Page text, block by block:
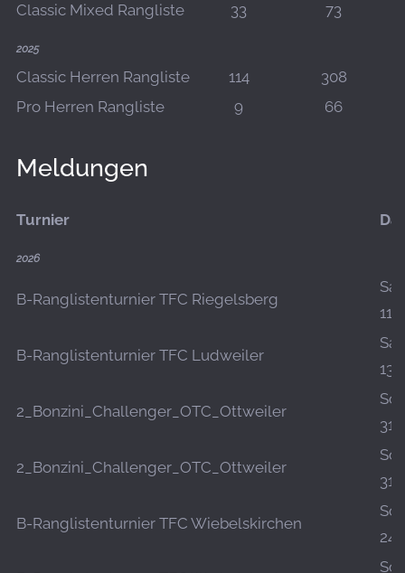
Classic Mixed Rangliste
33 73
2025
Classic Herren Rangliste 114
308
Pro Herren Rangliste
9 66
Meldungen
Turnier
2026
B-Ranglistenturnier TFC Riegelsberg
Sa.,
B-Ranglistenturnier TFC Ludweiler
Sa.,
2_Bonzini_Challenger_OTC_Ottweiler
So.,
2_Bonzini_Challenger_OTC_Ottweiler
So.,
B-Ranglistenturnier TFC Wiebelskirchen
So.,
So.,